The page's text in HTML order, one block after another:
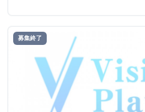
募集終了